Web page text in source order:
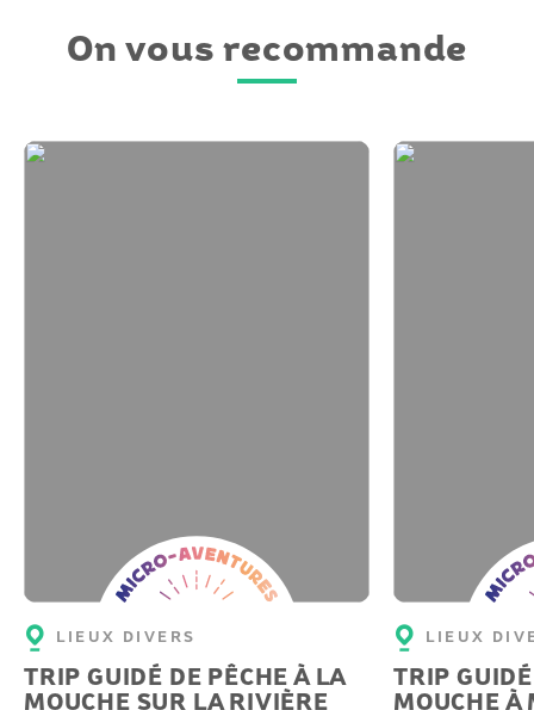
On vous recommande
Micro-
aventure
LIEUX DIVERS
TRIP GUIDÉ DE PÊCHE À LA
MOUCHE SUR LA RIVIÈRE
Micro-
LIEUX
TRIP
MOUCHE À